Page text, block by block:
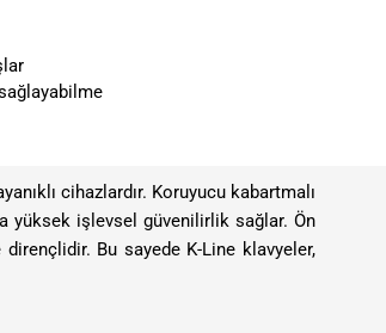
cihazlardır. Koruyucu kabartmalı
yüksek işlevsel güvenilirlik sağlar. Ön
Bu sayede K-Line klavyeler,